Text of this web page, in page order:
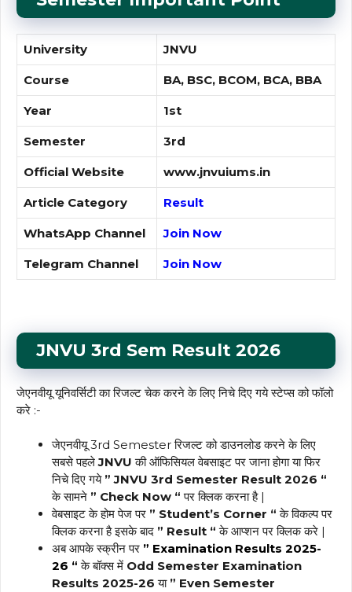
University JNVU
Course BA, BSC, BCOM, BCA, BBA
Year 1st
Semester 3rd
Official Website www.jnvuiums.in
Article Category Result
WhatsApp Channel Join Now
Telegram Channel Join Now
JNVU 3rd Sem Result 2026
जेएनवीयू यूनिवर्सिटी का रिजल्ट चेक करने के लिए निचे दिए गये स्टेप्स को फॉलो
करे :-
जेएनवीयू 3rd Semester रिजल्ट को डाउनलोड करने के लिए
सबसे पहलेJNVU की ऑफिसियल वेबसाइट पर जाना होगा या फिर
निचे दिए गये ” JNVU 3rd Semester Result 2026 “
के सामने ” Check Now “ पर क्लिक करना है |
वेबसाइट के होम पेज पर ” Student’s Corner “ के विकल्प पर
क्लिक करना है इसके बाद ” Result “ के आप्शन पर क्लिक करे |
अब आपके स्क्रीन पर ” Examination Results 2025-
26 “ के बॉक्स में Odd Semester Examination
Results 2025-26या ” Even Semester